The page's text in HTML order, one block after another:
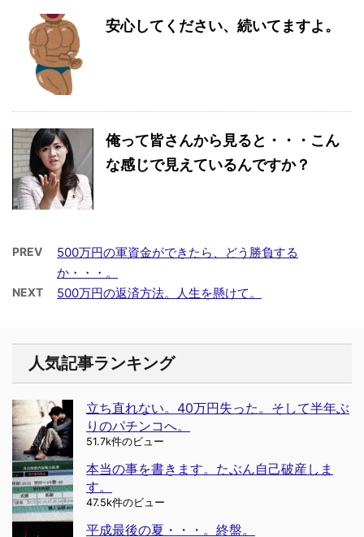
安心してください、続いてますよ。
俺って皆さんから見ると・・・こん
な感じで見えているんですか？
PREV
500万円の軍資金ができたら、どう勝負する
か・・・。
NEXT 500万円の返済方法。人生を懸けて。
人気記事ランキング
立ち直れない。40万円失った。そして半年ぶ
りのパチンコへ。
51.7k件のビュー
本当の事を書きます。たぶん自己破産しま
す。
47.5k件のビュー
平成最後の夏・・・。終盤。